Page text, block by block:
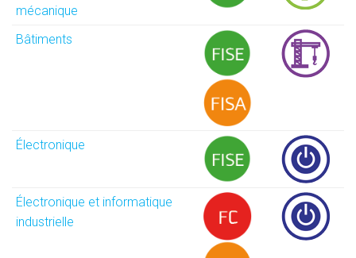
mécanique
Bâtiments
Électronique
Électronique et informatique
industrielle